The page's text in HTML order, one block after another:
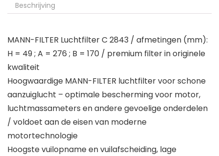
Beschrijving
MANN-FILTER Luchtfilter C 2843 / afmetingen (mm):
H = 49 ; A = 276 ; B = 170 / premium filter in originele
kwaliteit
Hoogwaardige MANN-FILTER luchtfilter voor schone
aanzuiglucht – optimale bescherming voor motor,
luchtmassameters en andere gevoelige onderdelen
/ voldoet aan de eisen van moderne
motortechnologie
Hoogste vuilopname en vuilafscheiding, lage